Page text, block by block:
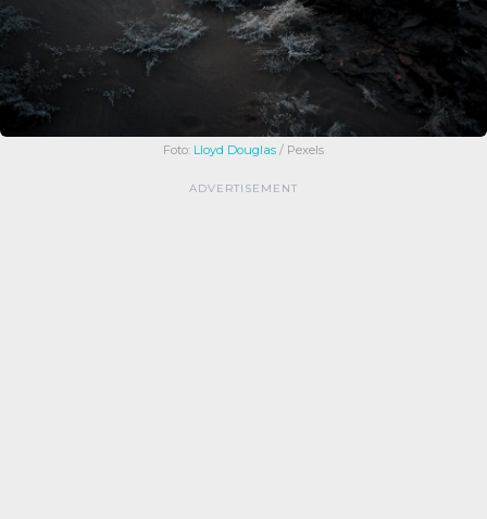
Foto: Lloyd Douglas / Pexels